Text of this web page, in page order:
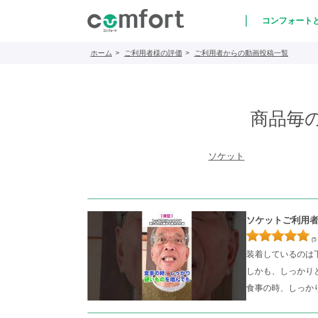
コンフォート
ホーム ご利用者様の評価 ご利用者からの動画投稿一覧
商品毎
ソケット
ソケットご利用
(5
装着しているのは
しかも、しっかり
食事の時、しっか